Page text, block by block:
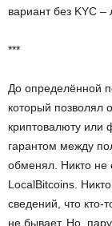
вариант без KYC –
***
До определённой
который позволял
криптовалюту или
гарантом между
обменял. Никто не
LocalBitcoins.
сведений, что кто-
не бывает. Но,